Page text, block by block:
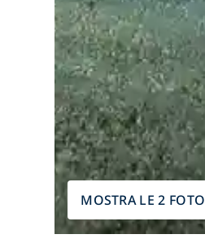
MOSTRA LE 2 FOTO